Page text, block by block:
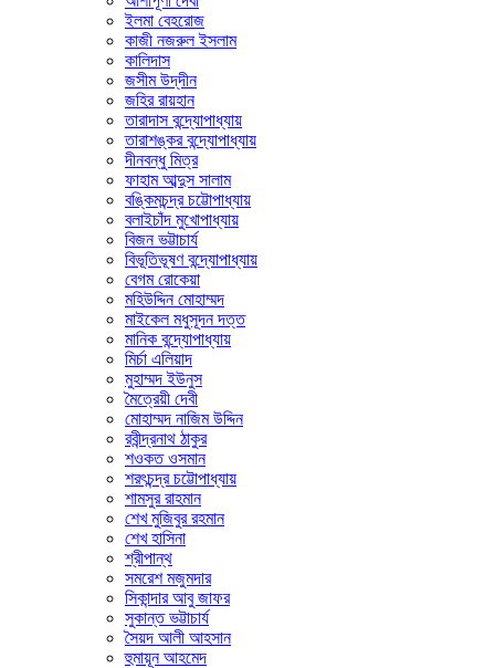
ইলমা বেহরোজ
কাজী নজরুল ইসলাম
কালিদাস
জসীম উদ্‌দীন
জহির রায়হান
তারাদাস বন্দ্যোপাধ্যায়
তারাশঙ্কর বন্দ্যোপাধ্যায়
দীনবন্ধু মিত্র
ফাহাম আব্দুস সালাম
বঙ্কিমচন্দ্র চট্টোপাধ্যায়
বলাইচাঁদ মুখোপাধ্যায়
বিজন ভট্টাচার্য
বিভূতিভূষণ বন্দ্যোপাধ্যায়
বেগম রোকেয়া
মহিউদ্দিন মোহাম্মদ
মাইকেল মধুসূদন দত্ত
মানিক বন্দ্যোপাধ্যায়
মির্চা এলিয়াদ
মুহাম্মদ ইউনুস
মৈত্রেয়ী দেবী
মোহাম্মদ নাজিম উদ্দিন
রবীন্দ্রনাথ ঠাকুর
শওকত ওসমান
শরৎচন্দ্র চট্টোপাধ্যায়
শামসুর রাহমান
শেখ মুজিবুর রহমান
শেখ হাসিনা
শ্রীপান্থ
সমরেশ মজুমদার
সিকান্দার আবু জাফর
সুকান্ত ভট্টাচার্য
সৈয়দ আলী আহসান
হুমায়ূন আহমেদ